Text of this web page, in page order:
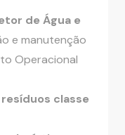
de Água e
e manutenção
Operacional
classe